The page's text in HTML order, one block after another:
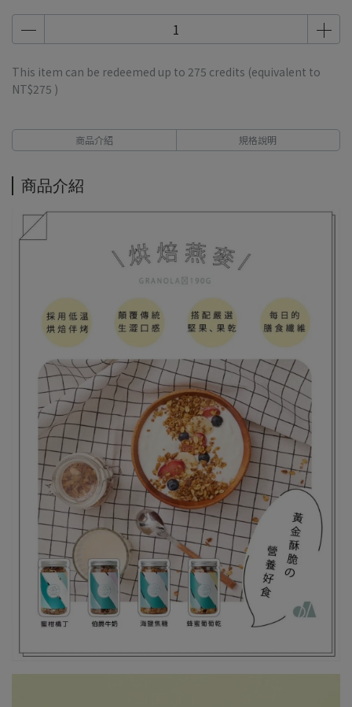
This item can be redeemed up to 275 credits (equivalent to
NT$275 )
商品介紹 規格說明
商品介紹